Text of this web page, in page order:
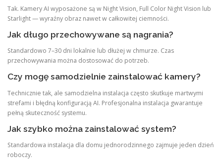
Tak. Kamery AI wyposażone są w Night Vision, Full Color Night Vision lub
Starlight — wyraźny obraz nawet w całkowitej ciemności.
Jak długo przechowywane są nagrania?
Standardowo 7–30 dni lokalnie lub dłużej w chmurze. Czas
przechowywania można dostosować do potrzeb.
Czy mogę samodzielnie zainstalować kamery?
Technicznie tak, ale samodzielna instalacja często skutkuje martwymi
strefami i błędną konfiguracją AI. Profesjonalna instalacja gwarantuje
pełną skuteczność systemu.
Jak szybko można zainstalować system?
Standardowa instalacja dla domu jednorodzinnego zajmuje jeden dzień
roboczy.